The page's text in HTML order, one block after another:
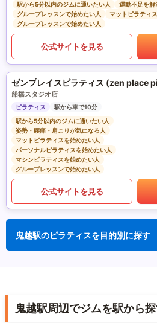
駅から5分以内のジムに通いたい人
運動不足を解
グループレッスンで始めたい人
マットピラティ
グループレッスンで始めたい人
公式サイトを見る
ゼンプレイスピラティス (zen place
船橋スタジオ店
ピラティス
駅から車で10分
駅から5分以内のジムに通いたい人
姿勢・腰痛・肩こりが気になる人
マットピラティスを始めたい人
パーソナルピラティスを始めたい人
マシンピラティスを始めたい人
グループレッスンで始めたい人
公式サイトを見る
鬼越駅のピラティスを目的別に探す
鬼越駅周辺でジムを駅から